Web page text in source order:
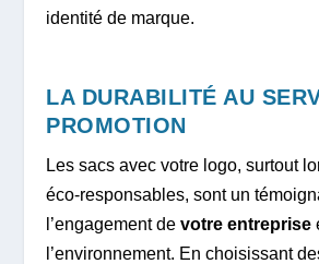
identité de marque.
LA DURABILITÉ AU
PROMOTION
Les sacs avec votre logo, surtout
éco-responsables, sont un
l’engagement devotre entreprise
l’environnement. En choisissant